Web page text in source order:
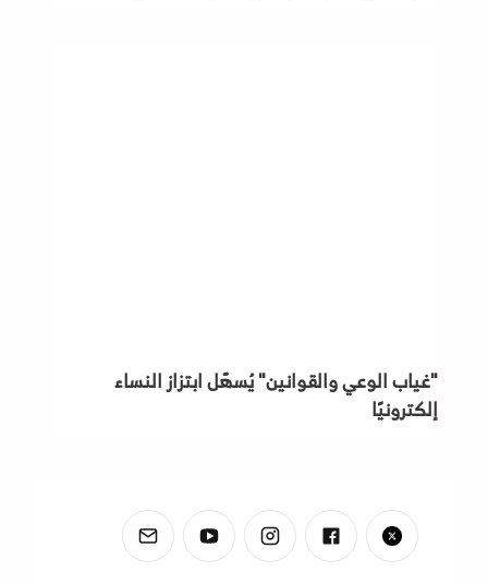
"غياب الوعي والقوانين" يُسهّل ابتزاز النساء
إلكترونيًا